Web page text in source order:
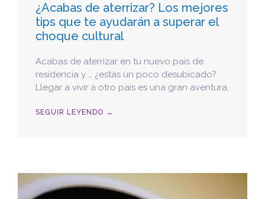
¿Acabas de aterrizar? Los mejores
tips que te ayudarán a superar el
choque cultural
Acabas de aterrizar en tu nuevo país de
residencia y … ¿estás un poco desubicado?
Llegar a vivir a otro país es una gran aventura,
SEGUIR LEYENDO →